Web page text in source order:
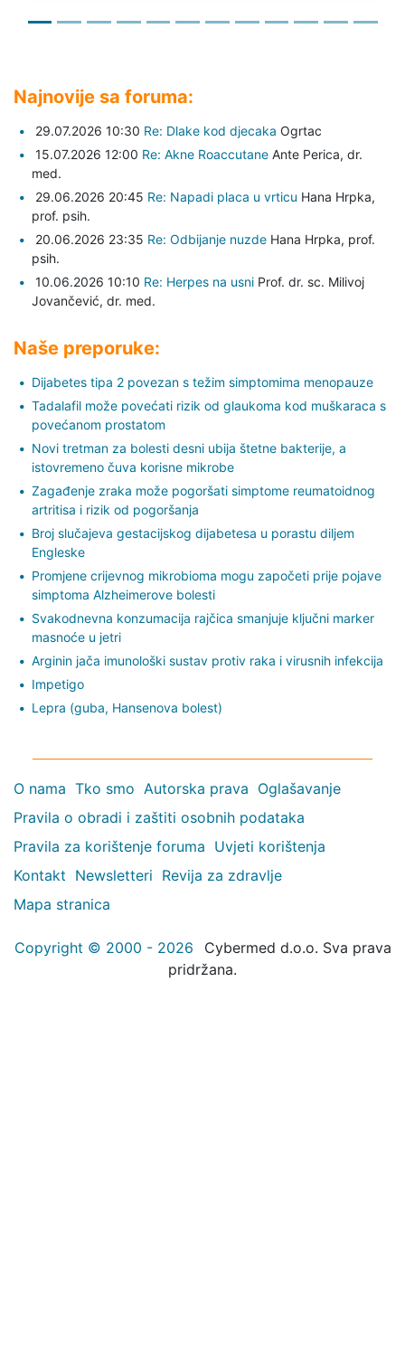
Najnovije sa foruma:
29.07.2026 10:30 Re: Dlake kod djecaka Ogrtac
15.07.2026 12:00 Re: Akne Roaccutane Ante Perica, dr.
med.
29.06.2026 20:45 Re: Napadi placa u vrticu Hana Hrpka,
prof. psih.
20.06.2026 23:35 Re: Odbijanje nuzde Hana Hrpka, prof.
psih.
10.06.2026 10:10 Re: Herpes na usni Prof. dr. sc. Milivoj
Jovančević, dr. med.
Naše preporuke:
Dijabetes tipa 2 povezan s težim simptomima menopauze
Tadalafil može povećati rizik od glaukoma kod muškaraca s
povećanom prostatom
Novi tretman za bolesti desni ubija štetne bakterije, a
istovremeno čuva korisne mikrobe
Zagađenje zraka može pogoršati simptome reumatoidnog
artritisa i rizik od pogoršanja
Broj slučajeva gestacijskog dijabetesa u porastu diljem
Engleske
Promjene crijevnog mikrobioma mogu započeti prije pojave
simptoma Alzheimerove bolesti
Svakodnevna konzumacija rajčica smanjuje ključni marker
masnoće u jetri
Arginin jača imunološki sustav protiv raka i virusnih infekcija
Impetigo
Lepra (guba, Hansenova bolest)
O nama Tko smo Autorska prava Oglašavanje
Pravila o obradi i zaštiti osobnih podataka
Pravila za korištenje foruma Uvjeti korištenja
Kontakt Newsletteri Revija za zdravlje
Mapa stranica
Copyright © 2000 - 2026
Cybermed d.o.o. Sva prava
pridržana.